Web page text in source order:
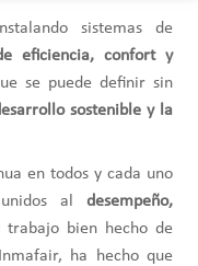
sistemas de
eficiencia, confort y
se puede definir sin
sostenible y la
en todos y cada uno
al desempeño,
bien hecho de
ha hecho que